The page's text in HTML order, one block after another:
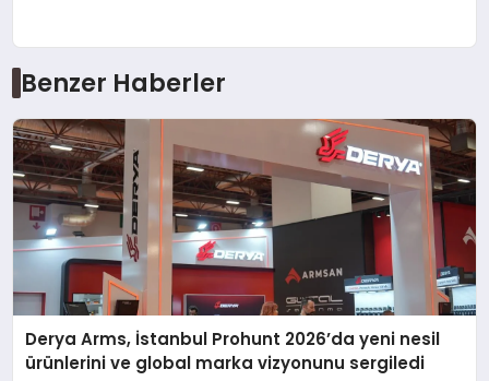
Benzer Haberler
Derya Arms, İstanbul Prohunt 2026’da yeni nesil
ürünlerini ve global marka vizyonunu sergiledi